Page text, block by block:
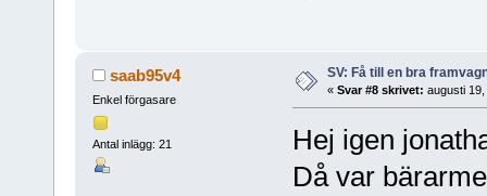
saab95v4
Enkel förgasare
Antal inlägg: 21
SV: Få till en bra
« Svar #8 skrivet: augusti 19,
Hej igen
Då var